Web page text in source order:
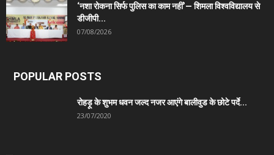
‘नशा रोकना सिर्फ पुलिस का काम नहीं’— शिमला विश्वविद्यालय से
डीजीपी...
07/08/2026
POPULAR POSTS
रोहड़ू के शुभम धवन जल्द नजर आएंगे बालीवुड के छोटे पर्दे...
23/07/2020